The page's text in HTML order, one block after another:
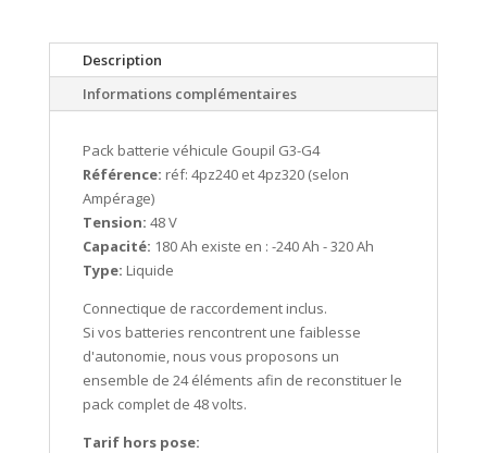
Description
Informations complémentaires
Pack batterie véhicule Goupil G3-G4
Référence: réf: 4pz240 et 4pz320 (selon
Ampérage)
Tension: 48 V
Capacité: 180 Ah existe en : -240 Ah - 320 Ah
Type: Liquide
Connectique de raccordement inclus.
Si vos batteries rencontrent une faiblesse
d'autonomie, nous vous proposons un
ensemble de 24 éléments afin de reconstituer le
pack complet de 48 volts.
Tarif hors pose: